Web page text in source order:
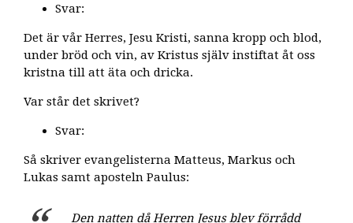
Svar:
Det är vår Herres, Jesu Kristi, sanna kropp och blod,
under bröd och vin, av Kristus själv instiftat åt oss
kristna till att äta och dricka.
Var står det skrivet?
Svar:
Så skriver evangelisterna Matteus, Markus och
Lukas samt aposteln Paulus:
Den natten då Herren Jesus blev förrådd